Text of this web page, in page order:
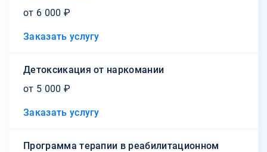
от 6 000 ₽
Заказать услугу
Детоксикация от наркомании
от 5 000 ₽
Заказать услугу
Программа терапии в реабилитационном